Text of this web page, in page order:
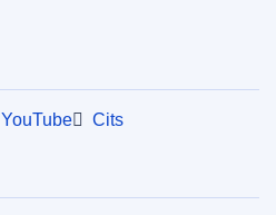
YouTube Cits